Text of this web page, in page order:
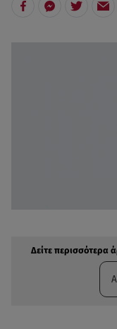
Δείτε περισσότερα